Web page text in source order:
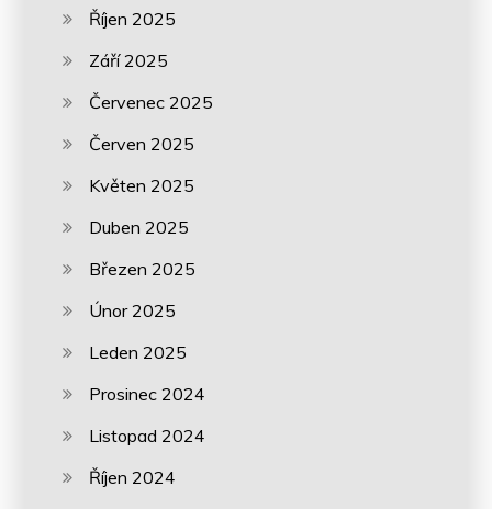
Říjen 2025
Září 2025
Červenec 2025
Červen 2025
Květen 2025
Duben 2025
Březen 2025
Únor 2025
Leden 2025
Prosinec 2024
Listopad 2024
Říjen 2024